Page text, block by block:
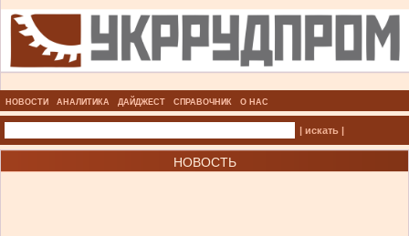
НОВОСТИ АНАЛИТИКА ДАЙДЖЕСТ СПРАВОЧНИК О НАС
| искать |
НОВОСТЬ